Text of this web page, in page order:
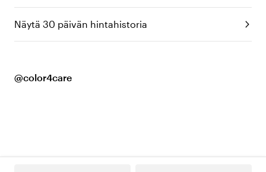
Näytä 30 päivän hintahistoria
@color4care